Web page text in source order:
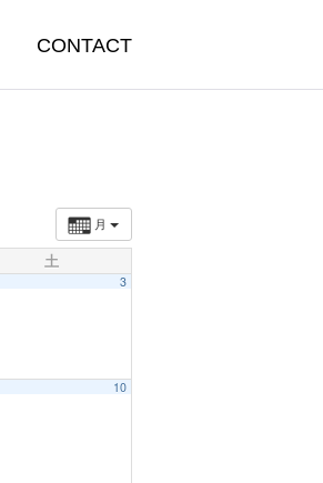
CONTACT
月
土
3
10